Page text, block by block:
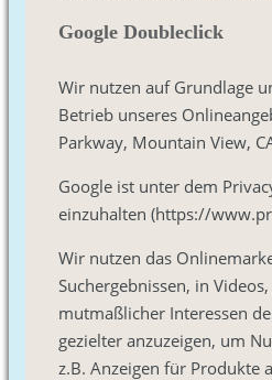
Google Doubleclick
Wir nutzen auf Grundlage
Betrieb unseres
Parkway, Mountain View,
Google ist unter dem
einzuhalten (https://
Wir nutzen das
Suchergebnissen, in
mutmaßlicher Interessen
gezielter anzuzeigen, um
z.B. Anzeigen für Produkte